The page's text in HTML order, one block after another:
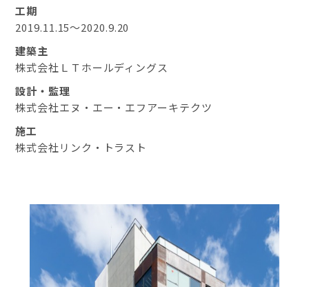
工期
2019.11.15～2020.9.20
建築主
株式会社ＬＴホールディングス
設計・監理
株式会社エヌ・エー・エフアーキテクツ
施工
株式会社リンク・トラスト